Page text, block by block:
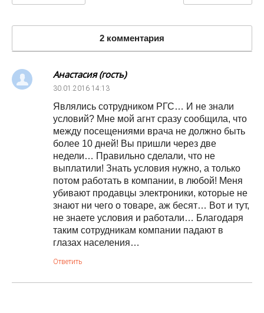
2 комментария
Анастасия (гость)
30.01.2016 14:13
Являлись сотрудником РГС… И не знали
условий? Мне мой агнт сразу сообщила, что
между посещениями врача не должно быть
более 10 дней! Вы пришли через две
недели… Правильно сделали, что не
выплатили! Знать условия нужно, а только
потом работать в компании, в любой! Меня
убивают продавцы электроники, которые не
знают ни чего о товаре, аж бесят… Вот и тут,
не знаете условия и работали… Благодаря
таким сотрудникам компании падают в
глазах населения…
Ответить